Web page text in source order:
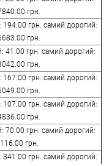
грн.
грн. самий дорогий:
грн.
41.00 грн. самий дорогий:
грн.
грн. самий дорогий:
грн.
грн. самий дорогий:
грн.
70.00 грн. самий дорогий:
грн.
грн. самий дорогий: